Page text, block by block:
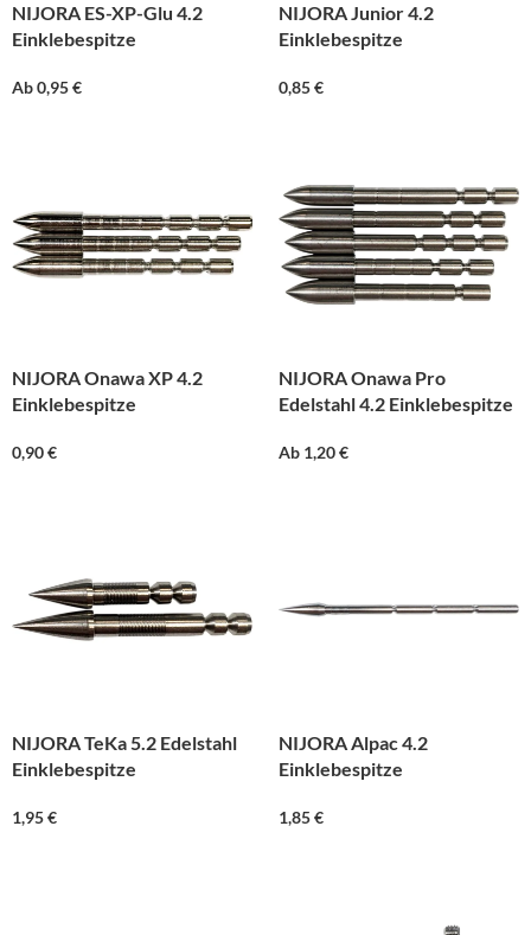
NIJORA ES-XP-Glu 4.2
Einklebespitze
Ab0,95€
NIJORA Junior 4.2
Einklebespitze
0,85€
NIJORA Onawa XP 4.2
Einklebespitze
0,90€
NIJORA Onawa Pro
Edelstahl 4.2 Einklebespitze
Ab 1,20€
NIJORA TeKa 5.2 Edelstahl
Einklebespitze
1,95€
NIJORA Alpac 4.2
Einklebespitze
1,85€